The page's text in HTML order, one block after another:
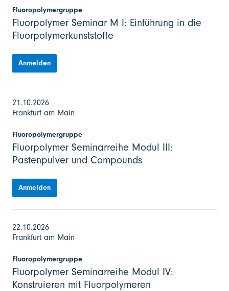
Fluoropolymergruppe
Fluorpolymer Seminar M I: Einführung in die
Fluorpolymerkunststoffe
Anmelden
21.10.2026
Frankfurt am Main
Fluoropolymergruppe
Fluorpolymer Seminarreihe Modul III:
Pastenpulver und Compounds
Anmelden
22.10.2026
Frankfurt am Main
Fluoropolymergruppe
Fluorpolymer Seminarreihe Modul IV:
Konstruieren mit Fluorpolymeren